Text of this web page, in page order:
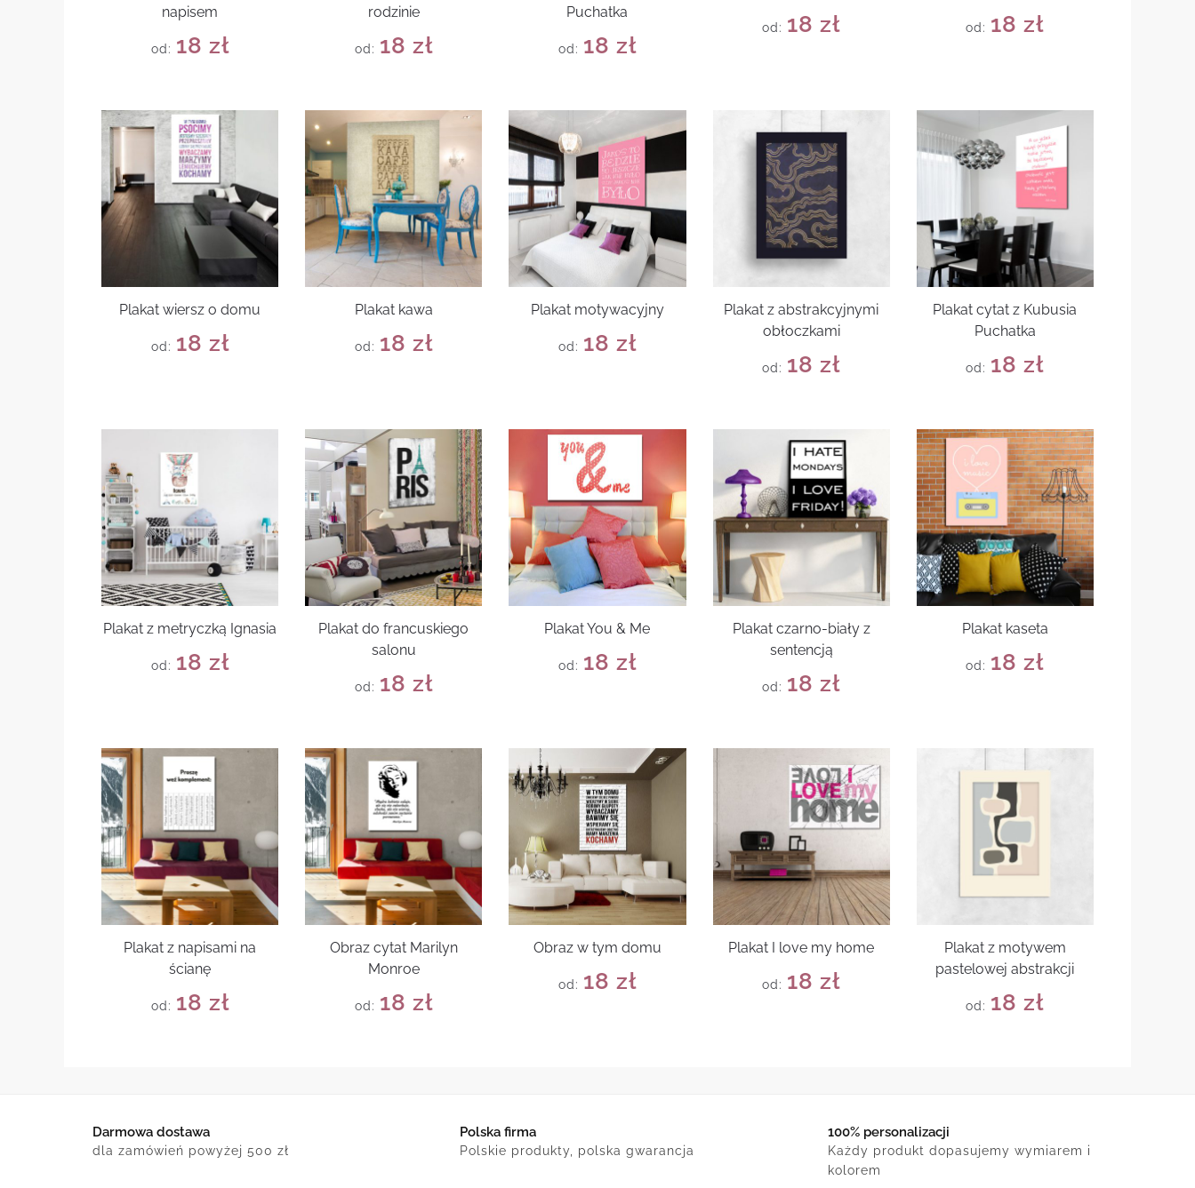
napisem
od: 18 zł
rodzinie
od: 18 zł
Puchatka
od: 18 zł
od: 18zł od: 18zł
Plakat wiersz o domu
od: 18 zł
Plakat kawa
od: 18 zł
Plakat motywacyjny
od: 18 zł
Plakat z abstrakcyjnymi
obłoczkami
od: 18zł
Plakat cytat z Kubusia
Puchatka
od: 18zł
Plakat z metryczką Ignasia
od: 18 zł
Plakat do francuskiego
salonu
od: 18 zł
Plakat You & Me
od: 18 zł
Plakat czarno-biały z
sentencją
od: 18zł
Plakat kaseta
od: 18zł
Plakat z napisami na
ścianę
od: 18 zł
Obraz cytat Marilyn
Monroe
od: 18 zł
Obraz w tym domu
od: 18 zł
Plakat I love my home
od: 18zł
Plakat z motywem
pastelowej abstrakcji
od: 18zł
Darmowa dostawa
dla zamówień powyżej 500 zł
Polska firma
Polskie produkty, polska gwarancja
100% personalizacji
Każdy produkt dopasujemy wymiarem i
kolorem